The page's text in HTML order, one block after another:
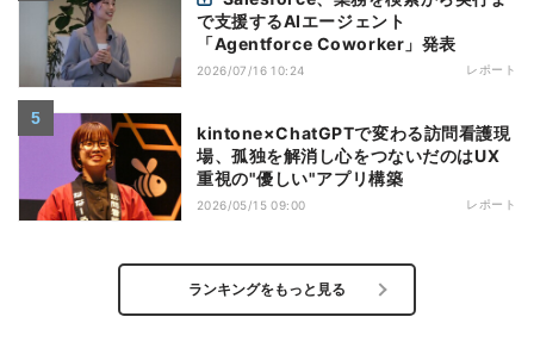
で支援するAIエージェント
「Agentforce Coworker」発表
2026/07/16 10:24 レポート
kintone×ChatGPTで変わる訪問看護現
場、孤独を解消し心をつないだのはUX
重視の"優しい"アプリ構築
2026/05/15 09:00 レポート
ランキングをもっと見る